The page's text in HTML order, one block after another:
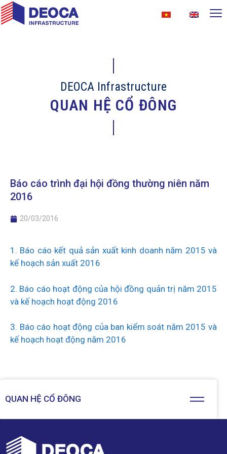
DEOCA Infrastructure
QUAN HỆ CỔ ĐÔNG
QUAN HỆ CỔ ĐÔNG
Báo cáo trình đại hội đồng thường niên năm
2016
20/03/2016
1. Báo cáo kết quả sản xuất kinh doanh năm 2015 và
kế hoạch sản xuất 2016
2. Báo cáo hoạt động của hội đồng quản trị năm 2015
và kế hoạch hoạt động 2016
3. Báo cáo hoạt động của ban kiểm soát năm 2015 và
kế hoạch hoạt động năm 2016